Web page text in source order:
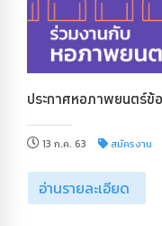
ประกาศหอภาพยนตร์ข้
13 ก.ค. 63 สมัครงาน
อ่านรายละเอียด